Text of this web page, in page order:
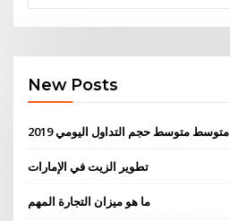
New Posts
متوسط ​​متوسط ​​حجم التداول اليومي 2019
تطوير الزيت في الإمارات
ما هو ميزان التجارة المهم